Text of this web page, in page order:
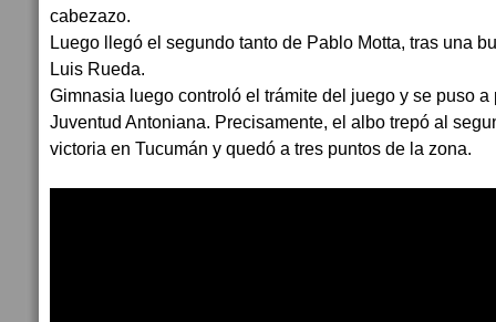
cabezazo.
Luego llegó el segundo tanto de Pablo Motta, tras una
Luis Rueda.
Gimnasia luego controló el trámite del juego y se puso
Juventud Antoniana. Precisamente, el albo trepó al
victoria en Tucumán y quedó a tres puntos de la zona.